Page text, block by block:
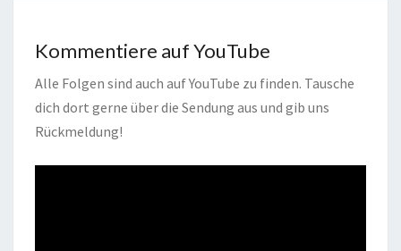
Kommentiere auf YouTube
Alle Folgen sind auch auf YouTube zu finden. Tausche
dich dort gerne über die Sendung aus und gib uns
Rückmeldung!